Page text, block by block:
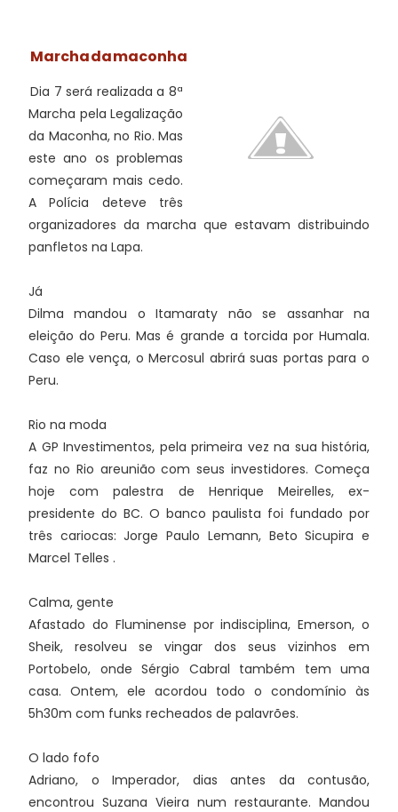
Marcha da maconha
Dia 7 será realizada a 8ª
Marcha pela Legalização
da Maconha, no Rio. Mas
este ano os problemas
começaram mais cedo.
A Polícia deteve três
organizadores da marcha que estavam distribuindo
panfletos na Lapa.
Já
Dilma mandou o Itamaraty não se assanhar na
eleição do Peru. Mas é grande a torcida por Humala.
Caso ele vença, o Mercosul abrirá suas portas para o
Peru.
Rio na moda
A GP Investimentos, pela primeira vez na sua história,
faz no Rio areunião com seus investidores. Começa
hoje com palestra de Henrique Meirelles, ex-
presidente do BC. O banco paulista foi fundado por
três cariocas: Jorge Paulo Lemann, Beto Sicupira e
Marcel Telles .
Calma, gente
Afastado do Fluminense por indisciplina, Emerson, o
Sheik, resolveu se vingar dos seus vizinhos em
Portobelo, onde Sérgio Cabral também tem uma
casa. Ontem, ele acordou todo o condomínio às
5h30m com funks recheados de palavrões.
O lado fofo
Adriano, o Imperador, dias antes da contusão,
encontrou Suzana Vieira num restaurante. Mandou